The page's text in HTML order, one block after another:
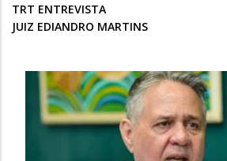
ou
Chamada
TRT ENTREVISTA
JUIZ EDIANDRO MARTINS